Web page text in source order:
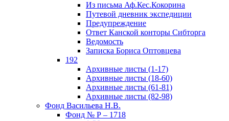
Из письма Аф.Кес.Кокорина
Путевой дневник экспедиции
Предупреждение
Ответ Канской конторы Сибторга
Ведомость
Записка Бориса Оптовцева
192
Архивные листы (1-17)
Архивные листы (18-60)
Архивные листы (61-81)
Архивные листы (82-98)
Фонд Васильева Н.В.
Фонд № Р – 1718